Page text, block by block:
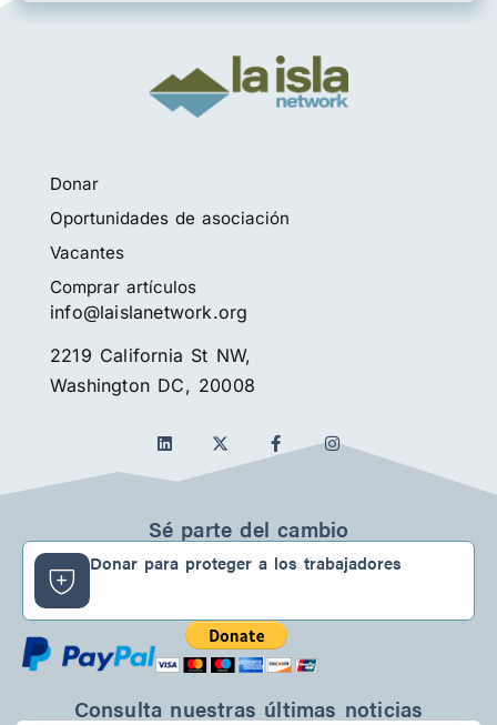
Donar
Oportunidades de asociación
Vacantes
Comprar artículos
info@laislanetwork.org
2219 California St NW,
Washington DC, 20008
L
i
n
k
d
I
n
f
a
o
o
k
-
I
n
g
r
a
m
Sé parte del cambio
Donar para proteger a los trabajadores
Consulta nuestras últimas noticias